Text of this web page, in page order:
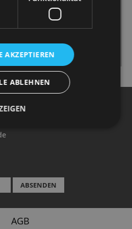
und dabei lustvoll
Choreografie gehen
ein schön musizierter, bunt-
Repertoire attraktiv ergänzt.
-Öffnungszeiten
ABSENDEN
AGB
AKZEPTIEREN
ABLEHNEN